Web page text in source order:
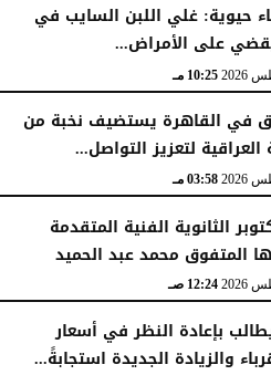
حيوية: غلي اللبن السايب في
يقضي على الأمراض...
10:25 مـ
في القاهرة يستضيف نخبة من
العراقية لتعزيز التواصل...
03:58 مـ
6 أكتوبر الثانوية الفنية المتقدمة
المتفوق محمد عبد الحميد
12:24 صـ
بإعادة النظر في أسعار
والزيادة الجديدة استجابةً...